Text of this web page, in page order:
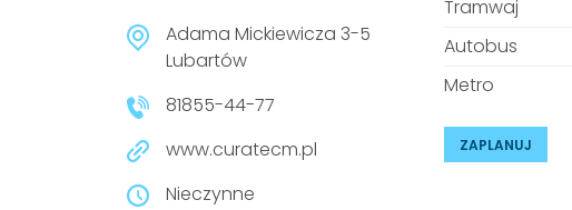
Adama Mickiewicza 3-5
Lubartów
81855-44-77
www.curatecm.pl
Nieczynne
Tramwaj
Autobus
Metro
ZAPLANUJ